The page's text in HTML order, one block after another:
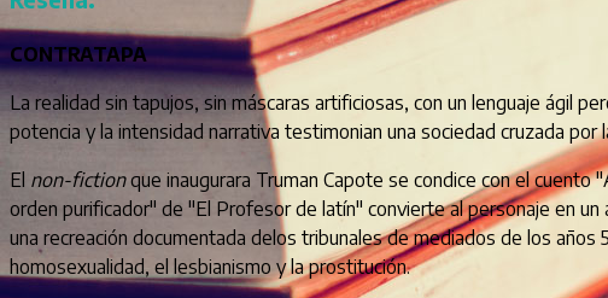
CONTRATAPA
La realidad sin tapujos, sin máscaras artificiosas, con un lenguaje ágil
potencia y la intensidad narrativa testimonian una sociedad cruzada
El non-fictionque inaugurara Truman Capote se condice con el
orden purificador" de "El Profesor de latín" convierte al personaje en
una recreación documentada delos tribunales de mediados de los
homosexualidad, el lesbianismo y la prostitución.